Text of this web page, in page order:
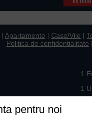
| Apartamente | Case/Vile |
Politica de confidentialitate |
1
1
pentru noi